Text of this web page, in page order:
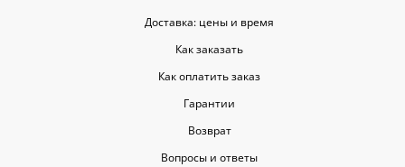
Доставка: цены и время
Как заказать
Как оплатить заказ
Гарантии
Возврат
Вопросы и ответы